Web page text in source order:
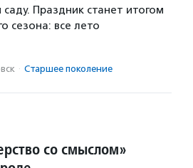
саду. Праздник станет итогом
сезона: все лето
· Старшее поколение
со смыслом»